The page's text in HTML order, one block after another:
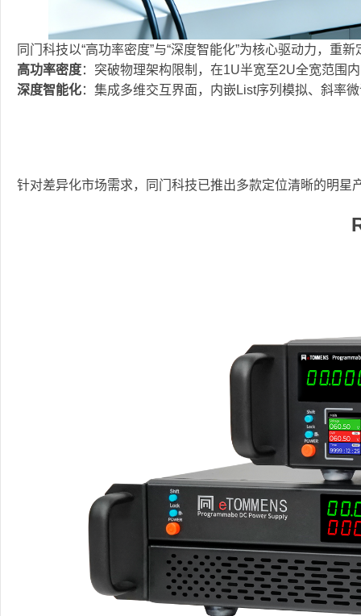
同门科技以“高功率密度”与“深度智能化”为核心驱动力，重
高功率密度：突破物理架构限制，在1U半宽至2U全宽范围
深度智能化：集成多维交互界面，内嵌List序列模拟、斜率
针对差异化市场需求，同门科技已推出多款定位清晰的明星